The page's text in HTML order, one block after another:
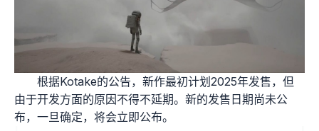
根据Kotake的公告，新作最初计划2025年发售，但
由于开发方面的原因不得不延期。新的发售日期尚未公
布，一旦确定，将会立即公布。